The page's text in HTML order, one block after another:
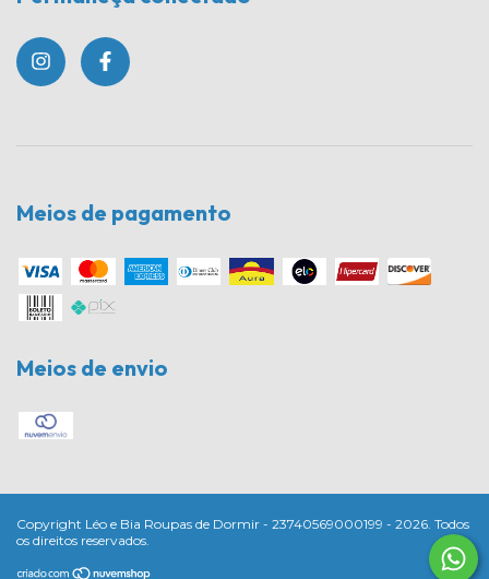
Meios de pagamento
Meios de envio
Copyright Léo e Bia Roupas de Dormir - 23740569000199 - 2026. Todos
os direitos reservados.